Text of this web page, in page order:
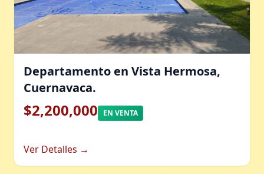
Departamento en Vista Hermosa,
Cuernavaca.
$2,200,000 EN VENTA
Ver Detalles →